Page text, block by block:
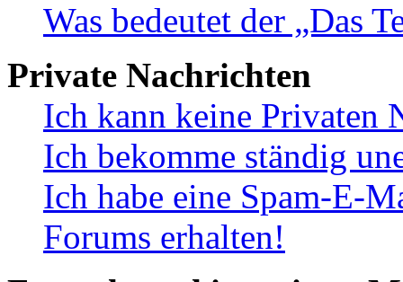
Was bedeutet der „Das
Private Nachrichten
Ich kann keine Privaten
Ich bekomme ständig
Ich habe eine Spam-E-
Forums erhalten!